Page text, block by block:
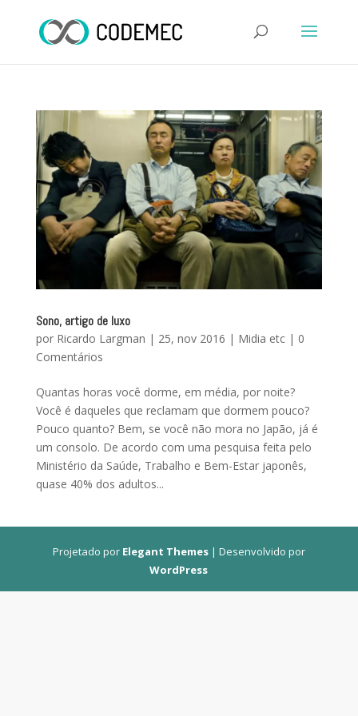
Sono, artigo de luxo
por Ricardo Largman | 25, nov 2016 | Midia etc| 0
Comentários
Quantas horas você dorme, em média, por noite?
Você é daqueles que reclamam que dormem pouco?
Pouco quanto? Bem, se você não mora no Japão, já é
um consolo. De acordo com uma pesquisa feita pelo
Ministério da Saúde, Trabalho e Bem-Estar japonês,
quase 40% dos adultos...
Projetado por Elegant Themes| Desenvolvido por
WordPress